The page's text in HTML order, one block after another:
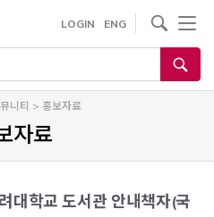
LOGIN ENG
니티 > 홍보자료
자료
대학교 도서관 안내책자(국